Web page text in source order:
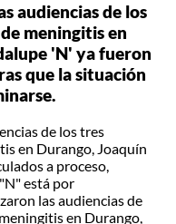
audiencias de los
meningitis en
'N' ya fueron
que la situación
de los tres
en Durango, Joaquín
a proceso,
está por
las audiencias de
en Durango,